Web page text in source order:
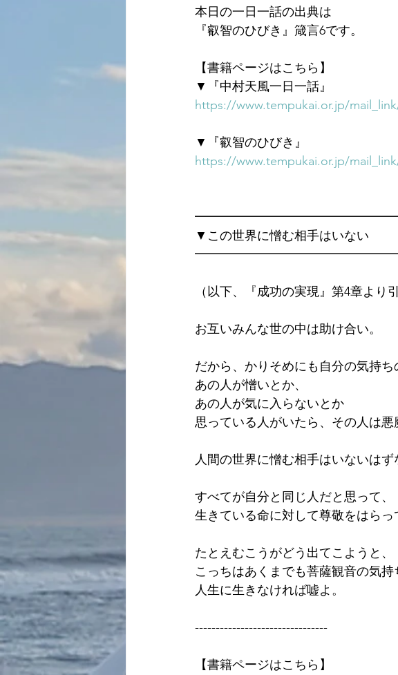
本日の一日一話の出典は
『叡智のひびき』箴言6です。
【書籍ページはこちら】
▼『中村天風一日一話』
https://www.tempukai.or.jp/
▼『叡智のひびき』
https://www.tempukai.or.jp/
▼この世界に憎む相手はいない
（以下、『成功の実現』第4章より
お互いみんな世の中は助け合い。
だから、かりそめにも自分の気持ち
あの人が憎いとか、
あの人が気に入らないとか
思っている人がいたら、その人は悪
人間の世界に憎む相手はいないはず
すべてが自分と同じ人だと思って、
生きている命に対して尊敬をはらっ
たとえむこうがどう出てこようと、
こっちはあくまでも菩薩観音の気持
人生に生きなければ嘘よ。
--------------------------------
【書籍ページはこちら】